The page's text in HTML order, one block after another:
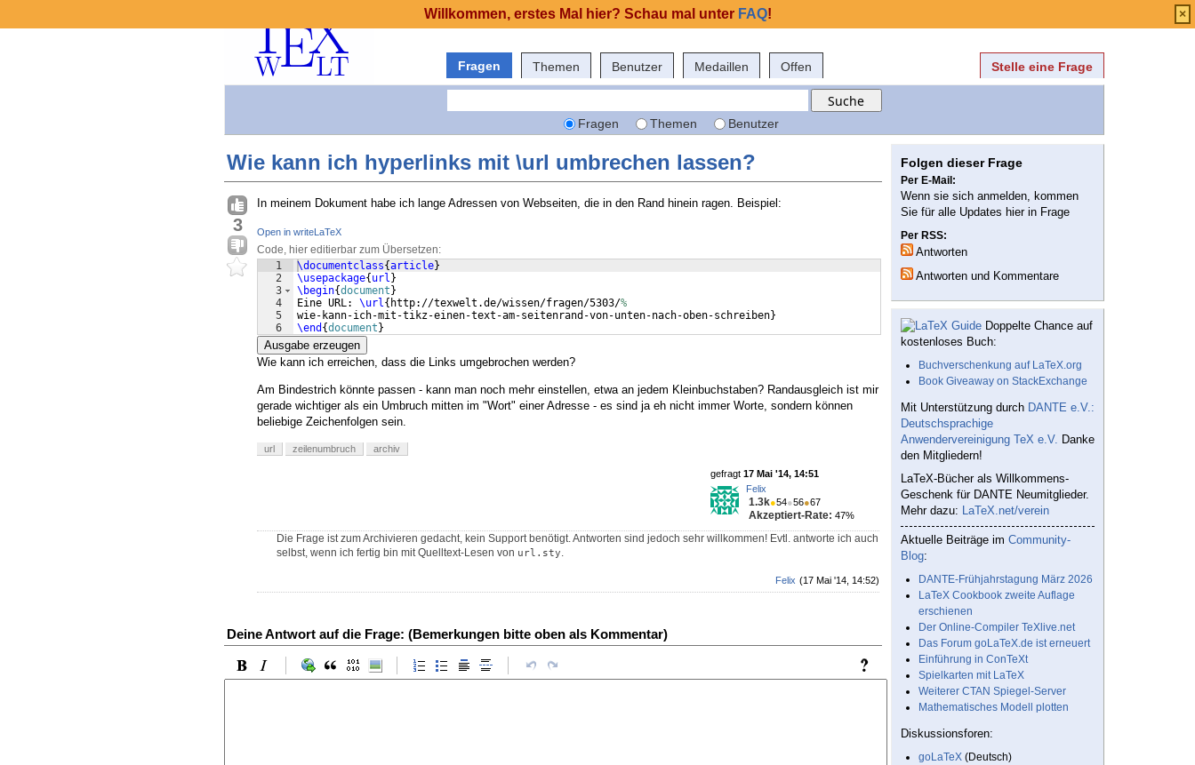
Fragen Themen Benutzer Medaillen Offen Stelle eine Frage
Fragen Themen Benutzer
Wie kann ich hyperlinks mit \url umbrechen lassen?
3
In meinem Dokument habe ich lange Adressen von Webseiten, die in den Rand hinein ragen. Beispiel:
Open in writeLaTeX
Code, hier editierbar zum Übersetzen:
1
2
3
4
5
6
\documentclass{article}
\usepackage{ url }
\begin{document }
Eine URL: \url{ http://texwelt.de/wissen/fragen/5303/%
wie-kann-ich-mit-tikz-einen-text-am-seitenrand-von-unten-nach-oben-schreiben}
\end {document }
Ausgabe erzeugen
Wie kann ich erreichen, dass die Links umgebrochen werden?
Am Bindestrich könnte passen - kann man noch mehr einstellen, etwa an jedem Kleinbuchstaben? Randausgleich ist mir
gerade wichtiger als ein Umbruch mitten im "Wort" einer Adresse - es sind ja eh nicht immer Worte, sondern können
beliebige Zeichenfolgen sein.
url zeilenumbruch archiv
gefragt 17 Mai '14, 14:51
Felix
1.3k●54●56●67
Akzeptiert-Rate: 47%
Die Frage ist zum Archivieren gedacht, kein Support benötigt. Antworten sind jedoch sehr willkommen! Evtl. antworte ich auch
selbst, wenn ich fertig bin mit Quelltext-Lesen von url.sty.
(17 Mai '14, 14:52)
Felix
Deine Antwort auf die Frage: (Bemerkungen bitte oben als Kommentar)
Folgen dieser Frage
Per E-Mail:
Wenn sie sich anmelden, kommen
Sie für alle Updates hier in Frage
Per RSS:
Antworten
Antworten und Kommentare
Doppelte Chance auf
kostenloses Buch:
Buchverschenkung auf LaTeX.org
Book Giveaway on StackExchange
Mit Unterstützung durch DANTE e.V.:
Deutschsprachige
Anwendervereinigung TeX e.V. Danke
den Mitgliedern!
LaTeX-Bücher als Willkommens-
Geschenk für DANTE Neumitglieder.
Mehr dazu: LaTeX.net/verein
Aktuelle Beiträge im Community-
Blog:
DANTE-Frühjahrstagung März 2026
LaTeX Cookbook zweite Auflage
erschienen
Der Online-Compiler TeXlive.net
Das Forum goLaTeX.de ist erneuert
Einführung in ConTeXt
Spielkarten mit LaTeX
Weiterer CTAN Spiegel-Server
Mathematisches Modell plotten
Diskussionsforen:
goLaTeX (Deutsch)
Willkommen, erstes Mal hier? Schau mal unter FAQ! ×